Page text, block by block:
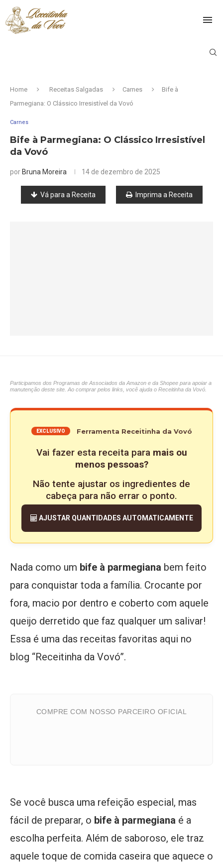
Home Receitas Salgadas Carnes
Bife à
Parmegiana: O Clássico Irresistível da Vovó
Carnes
Bife à Parmegiana: O Clássico Irresistível
da Vovó
por Bruna Moreira 14 de dezembro de 2025
Vá para a Receita Imprima a Receita
Participamos dos Programas de Associados da Amazon e da Shopee para apoiar a
manutenção deste site. Ao comprar pelos links, você ajuda o Receitinha da Vovó.
EXCLUSIVO Ferramenta Receitinha da Vovó
Vai fazer esta receita para mais ou
menos pessoas?
Não tente ajustar os ingredientes de
cabeça para não errar o ponto.
AJUSTAR QUANTIDADES AUTOMATICAMENTE
Nada como um bife à parmegiana bem feito
para conquistar toda a família. Crocante por
fora, macio por dentro e coberto com aquele
queijo derretido que faz qualquer um salivar!
Essa é uma das receitas favoritas aqui no
blog “Receitinha da Vovó”.
COMPRE COM NOSSO PARCEIRO OFICIAL
Se você busca uma refeição especial, mas
fácil de preparar, o bife à parmegiana é a
escolha perfeita. Além de saboroso, ele traz
aquele toque de comida caseira que aquece o